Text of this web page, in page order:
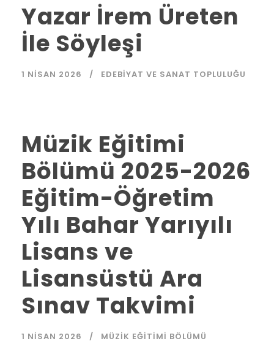
Yazar İrem Üreten
İle Söyleşi
1 NISAN 2026 EDEBIYAT VE SANAT TOPLULUĞU
Müzik Eğitimi
Bölümü 2025-2026
Eğitim-Öğretim
Yılı Bahar Yarıyılı
Lisans ve
Lisansüstü Ara
Sınav Takvimi
1 NISAN 2026 MÜZIK EĞITIMI BÖLÜMÜ